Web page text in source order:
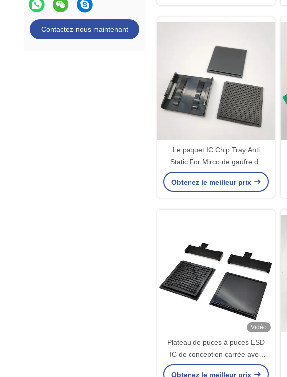
Contactez-nous maintenant
Le paquet IC Chip Tray Anti
Static For Mirco de gaufre de
noir d'ESD meurent
Obtenez le meilleur prix
Vidéo
Plateau de puces à puces ESD
IC de conception carrée avec
paquet de gaufres à haute
Obtenez le meilleur prix